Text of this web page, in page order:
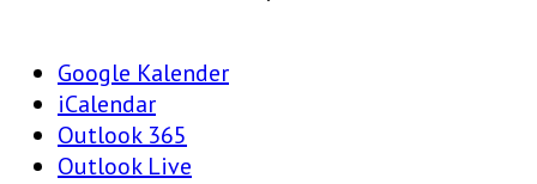
Google Kalender
iCalendar
Outlook 365
Outlook Live